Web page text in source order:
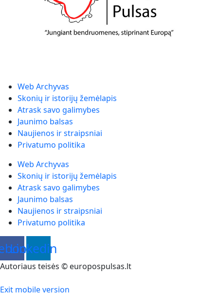
Web Archyvas
Skonių ir istorijų žemėlapis
Atrask savo galimybes
Jaunimo balsas
Naujienos ir straipsniai
Privatumo politika
Web Archyvas
Skonių ir istorijų žemėlapis
Atrask savo galimybes
Jaunimo balsas
Naujienos ir straipsniai
Privatumo politika
Linkedin
Autoriaus teisės © europospulsas.lt
Exit mobile version